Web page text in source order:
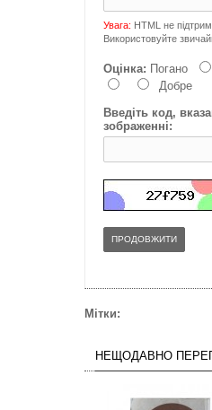
Увага: HTML не
Використовуйте
Оцінка: Погано
Добре
Введіть код,
зображенні:
ПРОДОВЖИТИ
Мітки:
НЕЩОДАВНО